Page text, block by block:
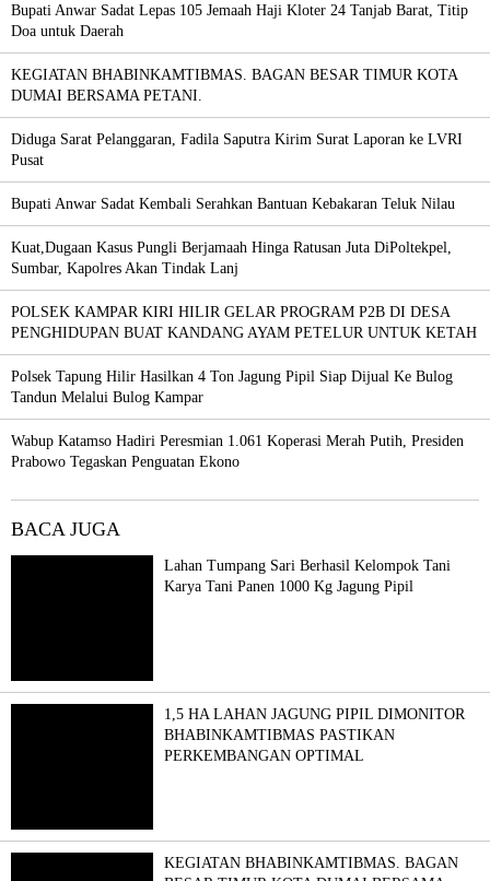
Bupati Anwar Sadat Lepas 105 Jemaah Haji Kloter 24 Tanjab Barat, Titip
Doa untuk Daerah
KEGIATAN BHABINKAMTIBMAS. BAGAN BESAR TIMUR KOTA
DUMAI BERSAMA PETANI.
Diduga Sarat Pelanggaran, Fadila Saputra Kirim Surat Laporan ke LVRI
Pusat
Bupati Anwar Sadat Kembali Serahkan Bantuan Kebakaran Teluk Nilau
Kuat,Dugaan Kasus Pungli Berjamaah Hinga Ratusan Juta DiPoltekpel,
Sumbar, Kapolres Akan Tindak Lanj
POLSEK KAMPAR KIRI HILIR GELAR PROGRAM P2B DI DESA
PENGHIDUPAN BUAT KANDANG AYAM PETELUR UNTUK KETAH
Polsek Tapung Hilir Hasilkan 4 Ton Jagung Pipil Siap Dijual Ke Bulog
Tandun Melalui Bulog Kampar
Wabup Katamso Hadiri Peresmian 1.061 Koperasi Merah Putih, Presiden
Prabowo Tegaskan Penguatan Ekono
BACA JUGA
Lahan Tumpang Sari Berhasil Kelompok Tani
Karya Tani Panen 1000 Kg Jagung Pipil
1,5 HA LAHAN JAGUNG PIPIL DIMONITOR
BHABINKAMTIBMAS PASTIKAN
PERKEMBANGAN OPTIMAL
KEGIATAN BHABINKAMTIBMAS. BAGAN